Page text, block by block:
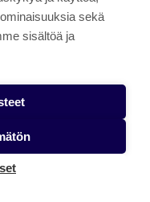
sekä
sisältöä ja